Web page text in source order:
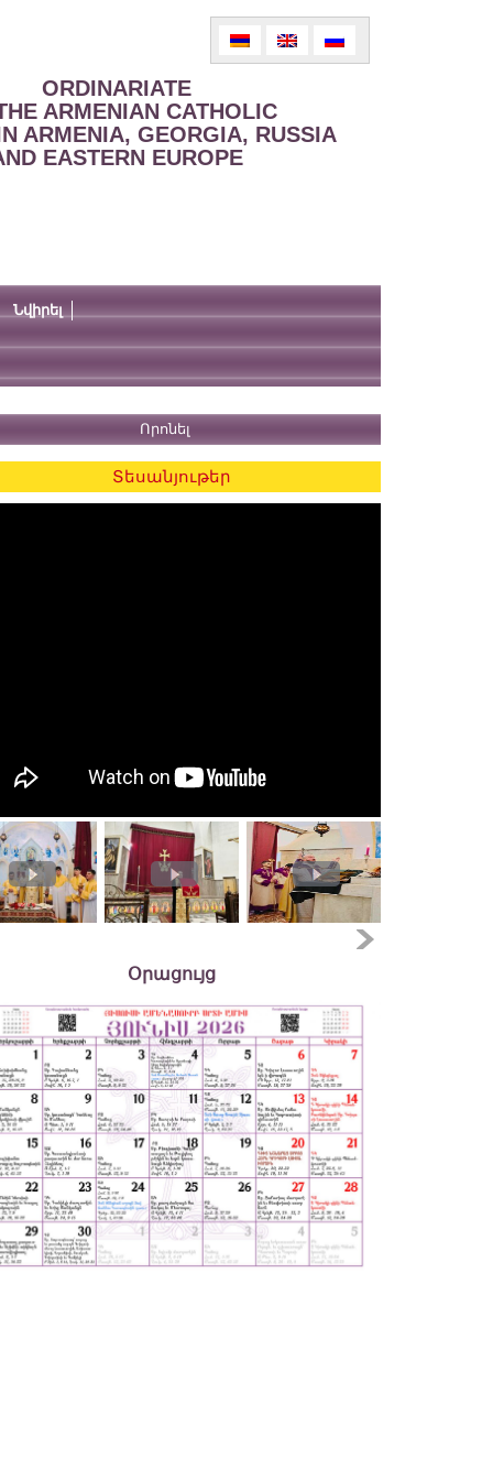
ORDINARIATE
ARMENIAN CATHOLIC
ARMENIA, GEORGIA, RUSSIA
EASTERN EUROPE
Նվիրել
Տեսանյութեր
Օրացույց